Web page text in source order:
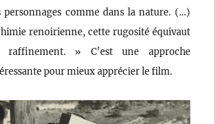
personnages comme dans la nature. (…)
renoirienne, cette rugosité équivaut
» C’est une approche
pour mieux apprécier le film.